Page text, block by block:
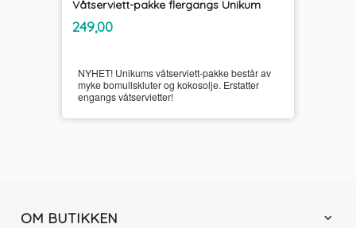
Våtserviett-pakke flergangs Unikum
Pris
249,00mva.
NYHET! Unikums våtserviett-pakke består av
myke bomullskluter og kokosolje. Erstatter
engangs våtservietter!
OM BUTIKKEN